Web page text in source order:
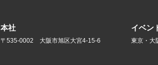
本社
〒535-0002 大阪市旭区大宮4-15-6
イベン
東京・大